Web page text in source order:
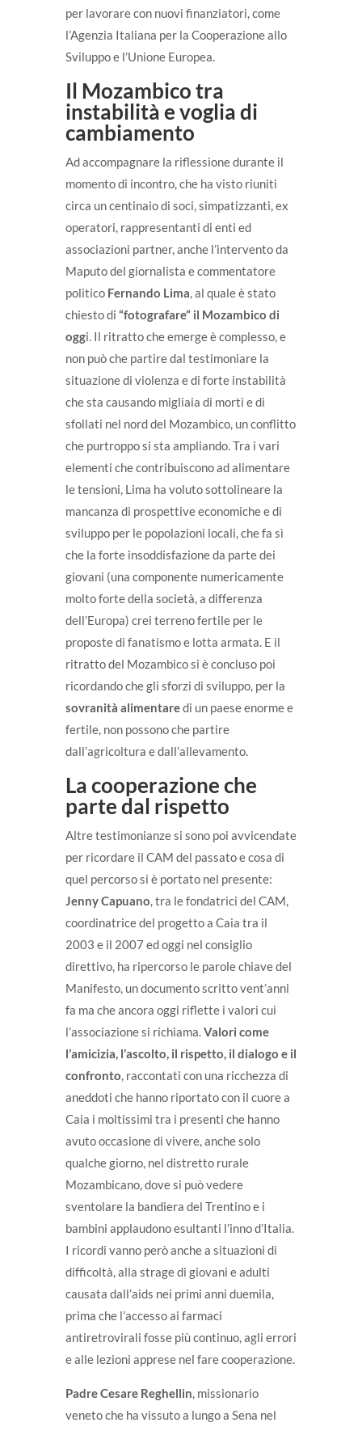
per lavorare con nuovi finanziatori, come
l’Agenzia Italiana per la Cooperazione allo
Sviluppo e l’Unione Europea.
Il Mozambico tra
instabilità e voglia di
cambiamento
Ad accompagnare la riflessione durante il
momento di incontro, che ha visto riuniti
circa un centinaio di soci, simpatizzanti, ex
operatori, rappresentanti di enti ed
associazioni partner, anche l’intervento da
Maputo del giornalista e commentatore
politico Fernando Lima, al quale è stato
chiesto di “fotografare” il Mozambico di
oggi. Il ritratto che emerge è complesso, e
non può che partire dal testimoniare la
situazione di violenza e di forte instabilità
che sta causando migliaia di morti e di
sfollati nel nord del Mozambico, un conflitto
che purtroppo si sta ampliando. Tra i vari
elementi che contribuiscono ad alimentare
le tensioni, Lima ha voluto sottolineare la
mancanza di prospettive economiche e di
sviluppo per le popolazioni locali, che fa sì
che la forte insoddisfazione da parte dei
giovani (una componente numericamente
molto forte della società, a differenza
dell’Europa) crei terreno fertile per le
proposte di fanatismo e lotta armata. E il
ritratto del Mozambico si è concluso poi
ricordando che gli sforzi di sviluppo, per la
sovranità alimentaredi un paese enorme e
fertile, non possono che partire
dall’agricoltura e dall’allevamento.
La cooperazione che
parte dal rispetto
Altre testimonianze si sono poi avvicendate
per ricordare il CAM del passato e cosa di
quel percorso si è portato nel presente:
Jenny Capuano, tra le fondatrici del CAM,
coordinatrice del progetto a Caia tra il
2003 e il 2007 ed oggi nel consiglio
direttivo, ha ripercorso le parole chiave del
Manifesto, un documento scritto vent’anni
fa ma che ancora oggi riflette i valori cui
l’associazione si richiama.Valori come
l’amicizia, l’ascolto, il rispetto, il dialogo e il
confronto, raccontati con una ricchezza di
aneddoti che hanno riportato con il cuore a
Caia i moltissimi tra i presenti che hanno
avuto occasione di vivere, anche solo
qualche giorno, nel distretto rurale
Mozambicano, dove si può vedere
sventolare la bandiera del Trentino e i
bambini applaudono esultanti l’inno d’Italia.
I ricordi vanno però anche a situazioni di
difficoltà, alla strage di giovani e adulti
causata dall’aids nei primi anni duemila,
prima che l’accesso ai farmaci
antiretrovirali fosse più continuo, agli errori
e alle lezioni apprese nel fare cooperazione.
Padre Cesare Reghellin, missionario
veneto che ha vissuto a lungo a Sena nel